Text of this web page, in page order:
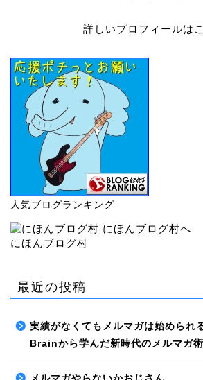
詳しいプロフィールは
人気ブログランキング
にほんブログ村
最近の投稿
実績がなくてもメルマガは始められ
Brainから学んだ新時代のメルマガ術